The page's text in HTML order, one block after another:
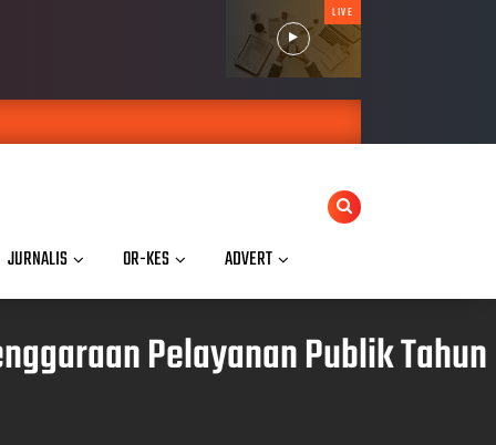
LIVE
JURNALIS OR-KES ADVERT
Pelayanan Publik Tahun